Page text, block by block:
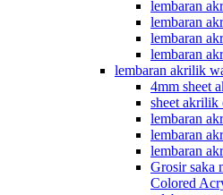
lembaran
lembaran
lembaran
lembaran
lembaran akrilik
4mm sheet
sheet akrilik
lembaran
lembaran
lembaran
Grosir saka
Colored